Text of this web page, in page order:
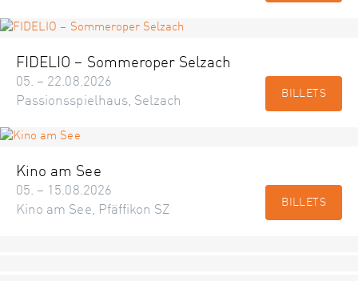
FIDELIO – Sommeroper Selzach
05. – 22.08.2026
Passionsspielhaus, Selzach
BILLETS
Kino am See
05. – 15.08.2026
Kino am See, Pfäffikon SZ
BILLETS